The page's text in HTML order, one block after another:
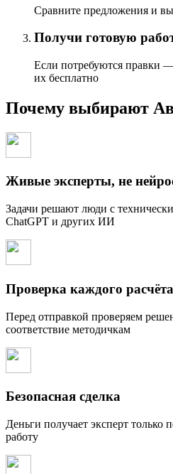
Сравните предложения и
Получи готовую
Если потребуются правки
их бесплатно
Почему выбирают
Живые эксперты, не
Задачи решают люди с
ChatGPT и других ИИ
Проверка каждого расчёта
Перед отправкой проверяем
соответствие методичкам
Безопасная сделка
Деньги получает эксперт только
работу